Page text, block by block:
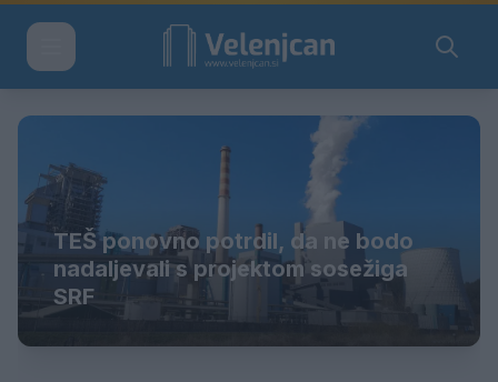
TEŠ ponovno potrdil, da ne bodo
nadaljevali s projektom sosežiga
SRF